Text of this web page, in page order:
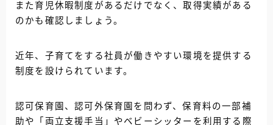
また育児休暇制度があるだけでなく、取得実績がある
のかも確認しましょう。
近年、子育てをする社員が働きやすい環境を提供する
制度を設けられています。
認可保育園、認可外保育園を問わず、保育料の一部補
助や「両立支援手当」やベビーシッターを利用する際